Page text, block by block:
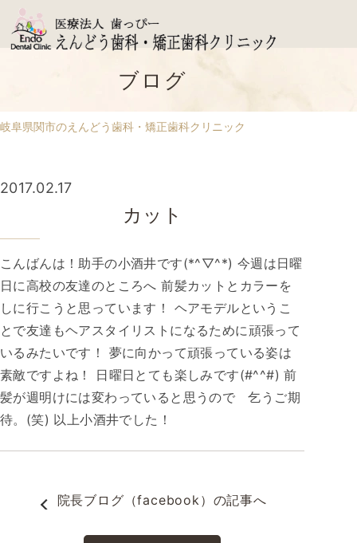
ブログ
岐阜県関市のえんどう歯科・矯正歯科クリニック
カット
2017.02.17
こんばんは！助手の小酒井です(*^▽^*) 今週は日曜
日に高校の友達のところへ 前髪カットとカラーを
しに行こうと思っています！ ヘアモデルというこ
とで友達もヘアスタイリストになるために頑張って
いるみたいです！ 夢に向かって頑張っている姿は
素敵ですよね！ 日曜日とても楽しみです(#^^#) 前
髪が週明けには変わっていると思うので 乞うご期
待。(笑) 以上小酒井でした！
院長ブログ（facebook） の記事へ